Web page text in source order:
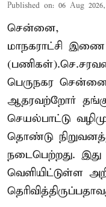
Published on: 06 Aug
சென்னை,
மாநகராட்சி
பெருநகர சென்னை
ஆதரவற்றோர்
செயல்பாட்டு
தொண்டு
நடைபெற்றது. இது
வெளியிட்டுள்ள